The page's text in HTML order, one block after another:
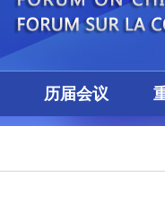
历届会议